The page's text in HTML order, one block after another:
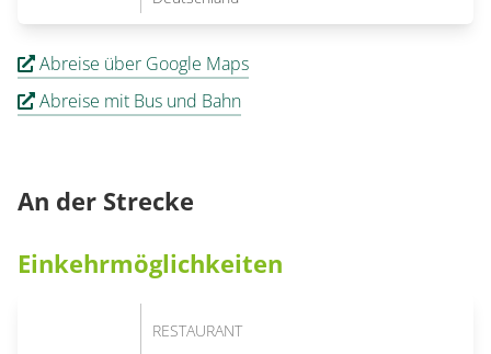
Abreise über Google Maps
Abreise mit Bus und Bahn
An der Strecke
Einkehrmöglichkeiten
RESTAURANT